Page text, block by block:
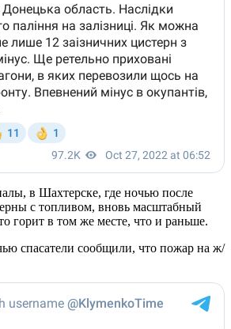
в Шахтерске, где ночью после
с топливом, вновь масштабный
горит в том же месте, что и раньше.
спасатели сообщили, что пожар на ж/